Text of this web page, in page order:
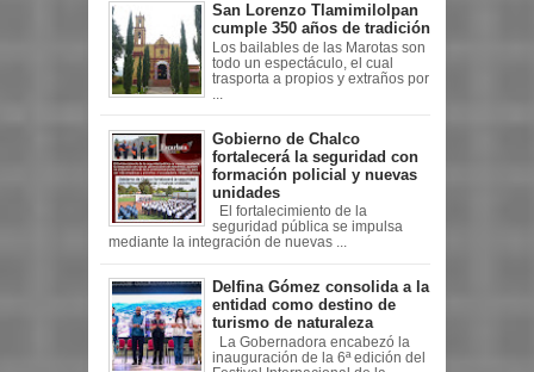
San Lorenzo Tlamimilolpan
cumple 350 años de tradición
Los bailables de las Marotas son
todo un espectáculo, el cual
trasporta a propios y extraños por
Gobierno de Chalco
fortalecerá la seguridad con
formación policial y nuevas
unidades
El fortalecimiento de la
seguridad pública se impulsa
mediante la integración de nuevas ...
Delfina Gómez consolida a la
entidad como destino de
turismo de naturaleza
La Gobernadora encabezó la
inauguración de la 6ª edición del